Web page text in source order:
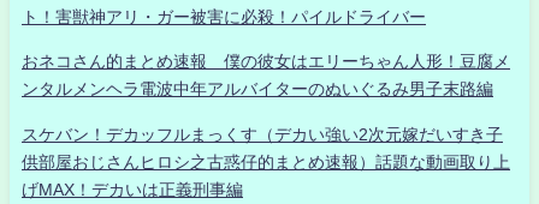
ト！害獣神アリ・ガー被害に必殺！パイルドライバー
おネコさん的まとめ速報 僕の彼女はエリーちゃん人形！豆腐メ
ンタルメンヘラ電波中年アルバイターのぬいぐるみ男子末路編
スケバン！デカッフルまっくす（デカい強い2次元嫁だいすき子
供部屋おじさんヒロシ之古惑仔的まとめ速報）話題な動画取り上
げMAX！デカいは正義刑事編